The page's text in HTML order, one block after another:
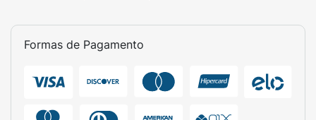
Formas de Pagamento